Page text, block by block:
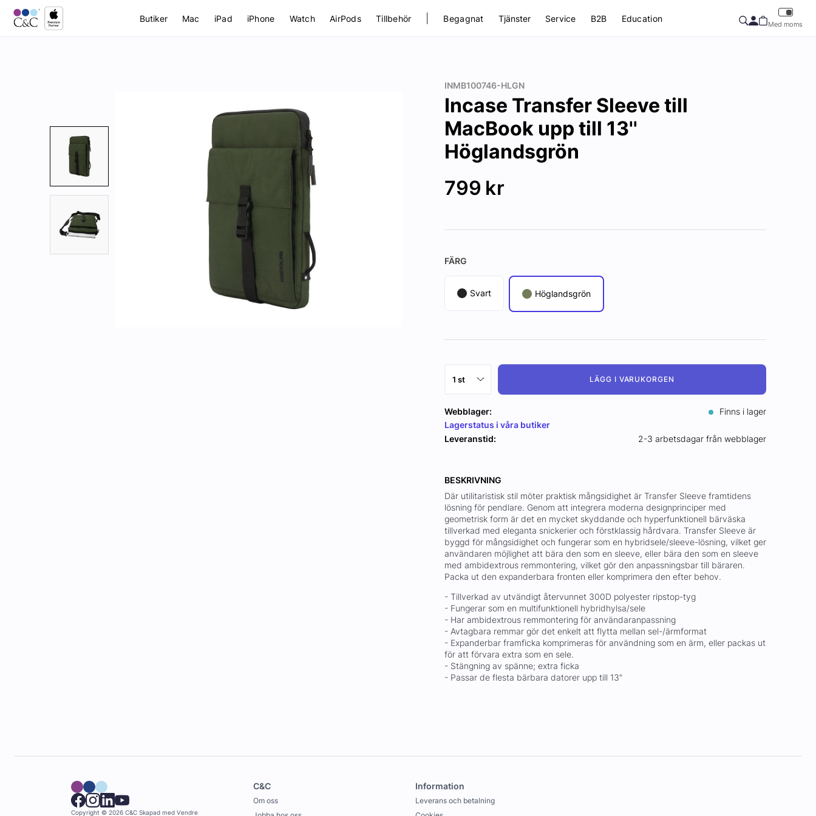
Butiker Mac iPad iPhone Watch AirPods Tillbehör Begagnat Tjänster Service B2B Education
Med moms
INMB100746-HLGN
Incase Transfer Sleeve till
MacBook upp till 13''
Höglandsgrön
799 kr
FÄRG
Svart Höglandsgrön
LÄGG I VARUKORGEN
Webblager:
Finns i lager
Lagerstatus i våra butiker
Leveranstid:
2-3 arbetsdagar från webblager
BESKRIVNING
Där utilitaristisk stil möter praktisk mångsidighet är Transfer Sleeve framtidens
lösning för pendlare. Genom att integrera moderna designprinciper med
geometrisk form är det en mycket skyddande och hyperfunktionell bärväska
tillverkad med eleganta snickerier och förstklassig hårdvara. Transfer Sleeve är
byggd för mångsidighet och fungerar som en hybridsele/sleeve-lösning, vilket ger
användaren möjlighet att bära den som en sleeve, eller bära den som en sleeve
med ambidextrous remmontering, vilket gör den anpassningsbar till bäraren.
Packa ut den expanderbara fronten eller komprimera den efter behov.
- Tillverkad av utvändigt återvunnet 300D polyester ripstop-tyg
- Fungerar som en multifunktionell hybridhylsa/sele
- Har ambidextrous remmontering för användaranpassning
- Avtagbara remmar gör det enkelt att flytta mellan sel-/ärmformat
- Expanderbar framficka komprimeras för användning som en ärm, eller packas ut
för att förvara extra som en sele.
- Stängning av spänne; extra ficka
- Passar de flesta bärbara datorer upp till 13"
Copyright © 2026 C&C Skapad med Vendre
C&C
Om oss
Information
Leverans och betalning